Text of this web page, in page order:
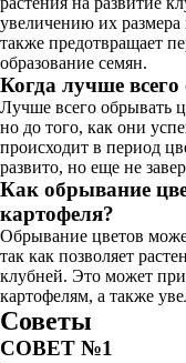
увеличению их
также предотвращает
образование семян.
Когда лучше
Лучше всего обрывать
но до того, как они
происходит в период
развито, но еще не
Как обрывание
картофеля?
Обрывание цветов
так как позволяет
клубней. Это может
картофелям, а также
Советы
СОВЕТ №1